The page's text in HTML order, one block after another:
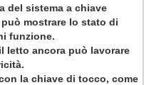
del sistema a chiave
mostrare lo stato di
funzione.
letto ancora può lavorare
la chiave di tocco, come